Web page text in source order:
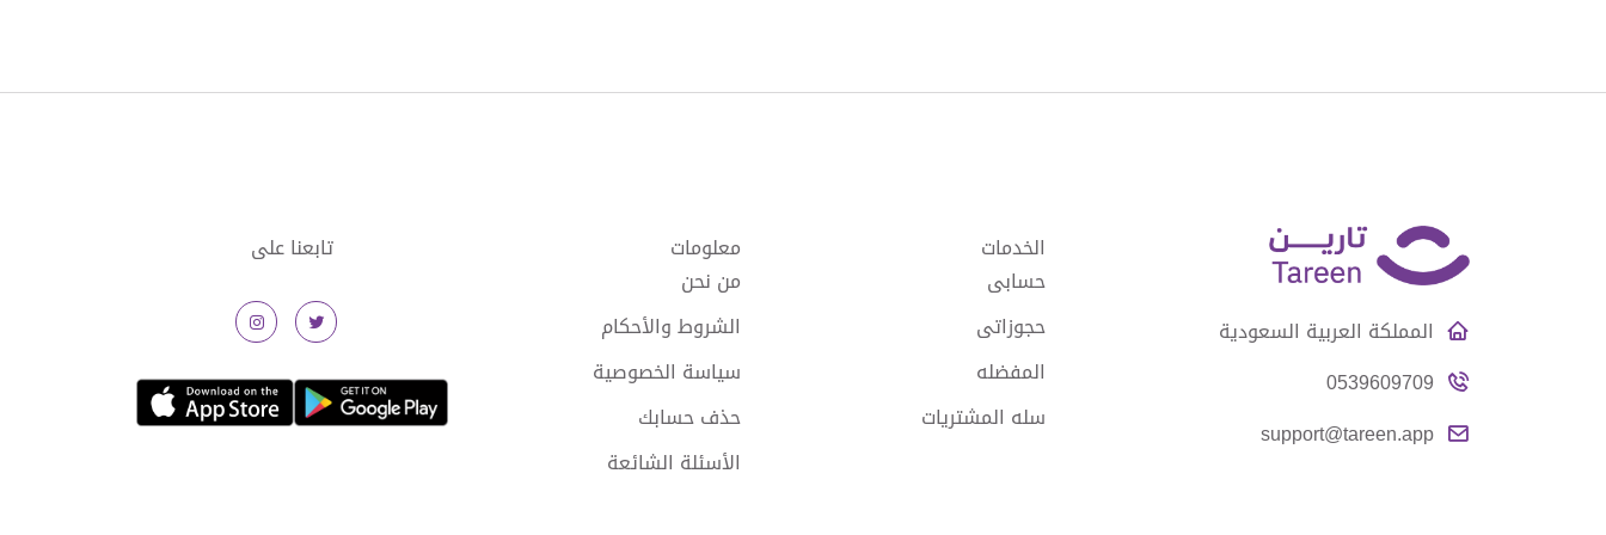
المملكة العربية السعودية
0539609709
support@tareen.app
الخدمات
حسابى
حجوزاتى
المفضله
سله المشتريات
معلومات
من نحن
الشروط والأحكام
سياسة الخصوصية
حذف حسابك
الأسئلة الشائعة
تابعنا على